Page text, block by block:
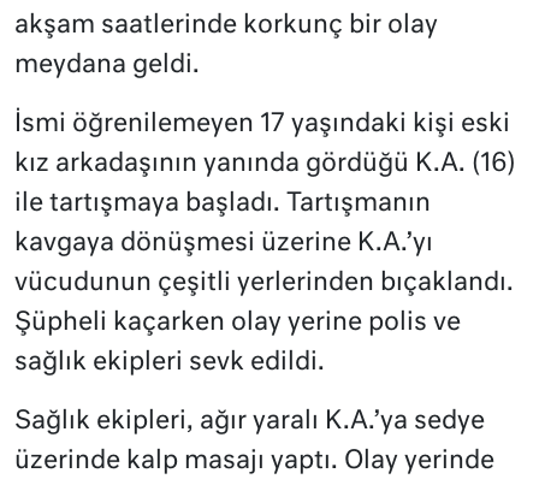
akşam saatlerinde korkunç bir olay
meydana geldi.
İsmi öğrenilemeyen 17 yaşındaki kişi eski
kız arkadaşının yanında gördüğü K.A. (16)
ile tartışmaya başladı. Tartışmanın
kavgaya dönüşmesi üzerine K.A.’yı
vücudunun çeşitli yerlerinden bıçaklandı.
Şüpheli kaçarken olay yerine polis ve
sağlık ekipleri sevk edildi.
Sağlık ekipleri, ağır yaralı K.A.’ya sedye
üzerinde kalp masajı yaptı. Olay yerinde